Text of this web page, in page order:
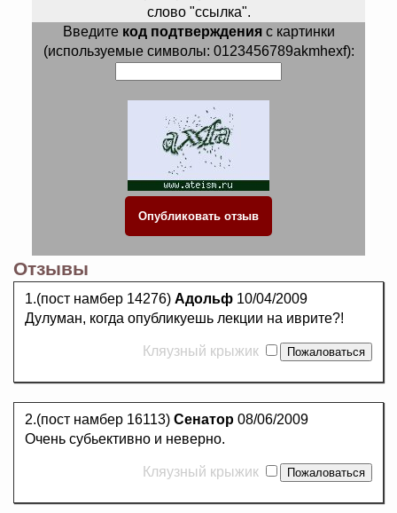
слово "ссылка".
Введите код подтвержденияс картинки
(используемые символы: 0123456789akmhexf):
Отзывы
1.(пост намбер 14276) Адольф 10/04/2009
Дулуман, когда опубликуешь лекции на иврите?!
Кляузный крыжик
2.(пост намбер 16113) Сенатор 08/06/2009
Очень субьективно и неверно.
Кляузный крыжик